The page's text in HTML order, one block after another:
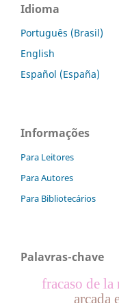
Idioma
Português (Brasil)
English
Español (España)
Informações
Para Leitores
Para Autores
Para Bibliotecários
Palavras-chave
arcada
fracaso de la